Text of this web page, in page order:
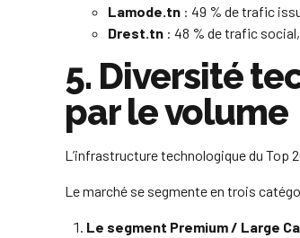
Lamode.tn : 49 % de trafic
Drest.tn : 48 % de trafic
5. Diversité
par le volume
L’infrastructure technologique du Top
Le marché se segmente en trois
Le segment Premium / Large